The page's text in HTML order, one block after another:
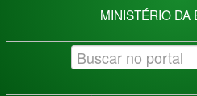
MINISTÉRIO DA